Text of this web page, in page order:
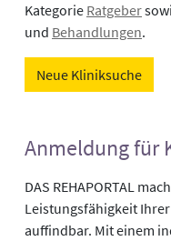
Kategorie Ratgeber
und Behandlungen.
Neue Kliniksuche
Anmeldung für
DAS REHAPORTAL
Leistungsfähigkeit
auffindbar. Mit einem